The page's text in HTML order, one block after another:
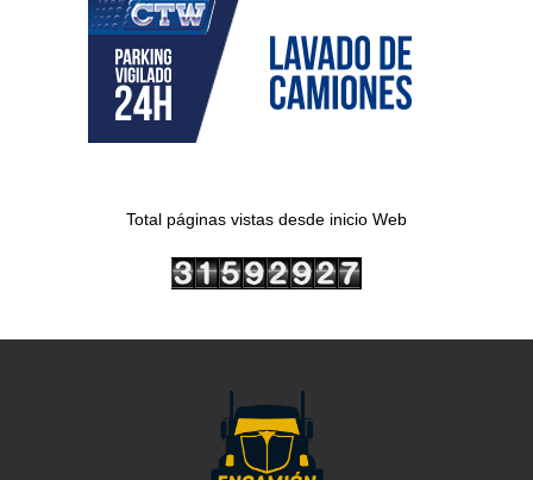
Total páginas vistas desde inicio Web